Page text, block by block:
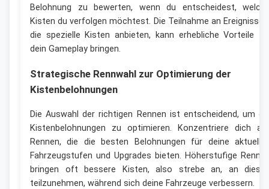
Belohnung zu bewerten, wenn du entscheidest,
Kisten du verfolgen möchtest. Die Teilnahme an
die spezielle Kisten anbieten, kann erhebliche Vorteile
dein Gameplay bringen.
Strategische Rennwahl zur Optimierung der
Kistenbelohnungen
Die Auswahl der richtigen Rennen ist entscheidend, um
Kistenbelohnungen zu optimieren. Konzentriere dich
Rennen, die die besten Belohnungen für deine
Fahrzeugstufen und Upgrades bieten. Höherstufige
bringen oft bessere Kisten, also strebe an, an
teilzunehmen, während sich deine Fahrzeuge verbessern.